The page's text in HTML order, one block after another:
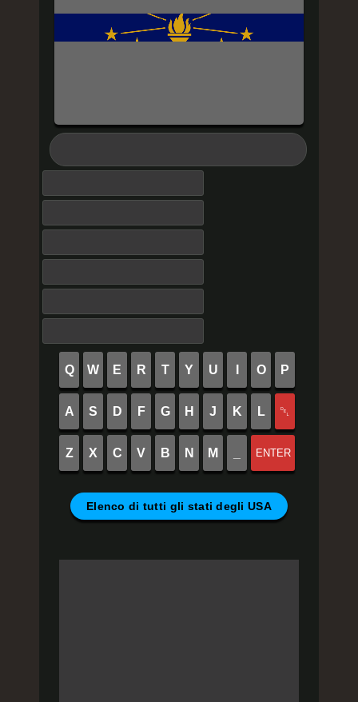
Q W E R T Y U O P
A S D F G H J K L ␡
Z X C V B N M ENTER
Elenco di tutti gli stati degli USA